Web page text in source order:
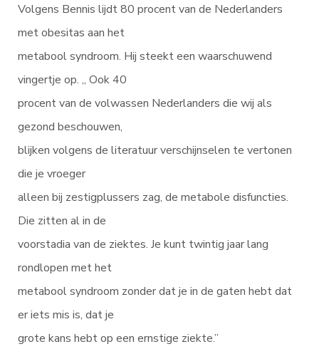
Volgens Bennis lijdt 80 procent van de Nederlanders
met obesitas aan het
metabool syndroom. Hij steekt een waarschuwend
vingertje op. „ Ook 40
procent van de volwassen Nederlanders die wij als
gezond beschouwen,
blijken volgens de literatuur verschijnselen te vertonen
die je vroeger
alleen bij zestigplussers zag, de metabole disfuncties.
Die zitten al in de
voorstadia van de ziektes. Je kunt twintig jaar lang
rondlopen met het
metabool syndroom zonder dat je in de gaten hebt dat
er iets mis is, dat je
grote kans hebt op een ernstige ziekte.”